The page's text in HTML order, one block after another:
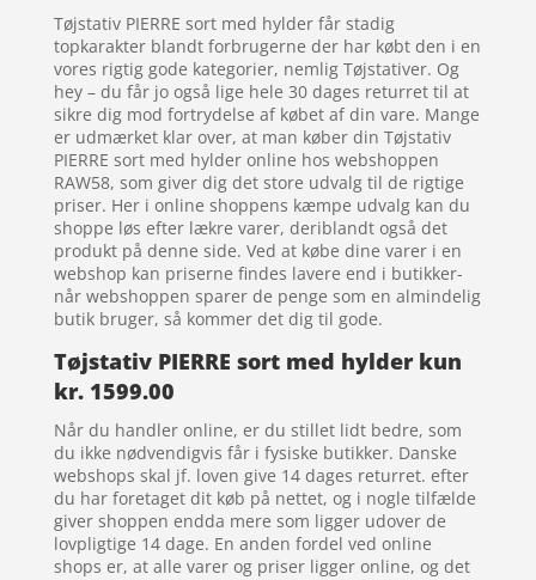
Tøjstativ PIERRE sort med hylder får stadig
topkarakter blandt forbrugerne der har købt den i en
vores rigtig gode kategorier, nemlig Tøjstativer. Og
hey – du får jo også lige hele 30 dages returret til at
sikre dig mod fortrydelse af købet af din vare. Mange
er udmærket klar over, at man køber din Tøjstativ
PIERRE sort med hylder online hos webshoppen
RAW58, som giver dig det store udvalg til de rigtige
priser. Her i online shoppens kæmpe udvalg kan du
shoppe løs efter lækre varer, deriblandt også det
produkt på denne side. Ved at købe dine varer i en
webshop kan priserne findes lavere end i butikker-
når webshoppen sparer de penge som en almindelig
butik bruger, så kommer det dig til gode.
Tøjstativ PIERRE sort med hylder kun
kr. 1599.00
Når du handler online, er du stillet lidt bedre, som
du ikke nødvendigvis får i fysiske butikker. Danske
webshops skal jf. loven give 14 dages returret. efter
du har foretaget dit køb på nettet, og i nogle tilfælde
giver shoppen endda mere som ligger udover de
lovpligtige 14 dage. En anden fordel ved online
shops er, at alle varer og priser ligger online, og det